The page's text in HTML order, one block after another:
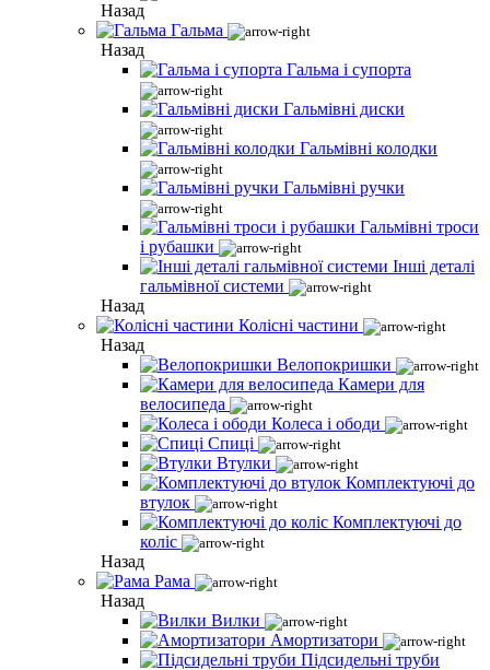
Назад
Гальма
Назад
Гальма і супорта
Гальмівні диски
Гальмівні колодки
Гальмівні ручки
Гальмівні троси
і рубашки
Інші деталі
гальмівної системи
Назад
Колісні частини
Назад
Велопокришки
Камери для
велосипеда
Колеса і ободи
Спиці
Втулки
Комплектуючі до
втулок
Комплектуючі до
коліс
Назад
Рама
Назад
Вилки
Амортизатори
Підсидельні труби